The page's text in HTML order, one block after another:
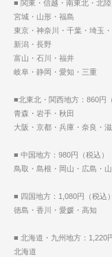
■ 関東・信越・南東北・北
宮城・山形・福島
東京・神奈川・千葉・埼玉
新潟・長野
富山・石川・福井
岐阜・静岡・愛知・三重
■北東北・関西地方：860円
青森・岩手・秋田
大阪・京都・兵庫・奈良・
■ 中国地方：980円（税込）
鳥取・島根・岡山・広島・山
■ 四国地方：1,080円（税込）
徳島・香川・愛媛・高知
■ 北海道・九州地方：1,220
北海道